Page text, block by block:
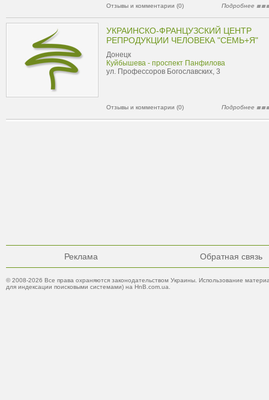
Отзывы и комментарии (0) Подробнее
УКРАИНСКО-ФРАНЦУЗСКИЙ ЦЕНТР
РЕПРОДУКЦИИ ЧЕЛОВЕКА "CЕМЬ+Я"
Донецк
Куйбышева - проспект Панфилова
ул. Профессоров Богославских, 3
Отзывы и комментарии (0) Подробнее
Реклама Обратная связь
© 2008-2026 Все права охраняются законодательством Украины. Использование
для индексации поисковыми системами) на HnB.com.ua.